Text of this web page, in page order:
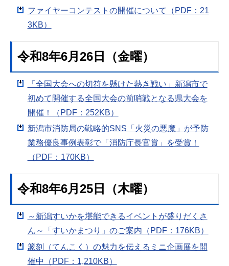
ファイヤーコンテストの開催について（PDF：21
3KB）
令和8年6月26日（金曜）
「全国大会への切符を懸けた熱き戦い」新潟市で
初めて開催する全国大会の前哨戦となる県大会を
開催！（PDF：252KB）
新潟市消防局の戦略的SNS「火災の悪魔」が予防
業務優良事例表彰で「消防庁長官賞」を受賞！
（PDF：170KB）
令和8年6月25日（木曜）
～新潟すいかを堪能できるイベントが盛りだくさ
ん～「すいかまつり」のご案内（PDF：176KB）
篆刻（てんこく）の魅力を伝えるミニ企画展を開
催中（PDF：1,210KB）